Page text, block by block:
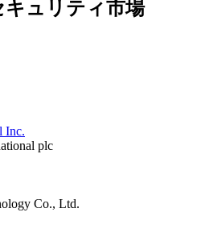
ュリティ市場
Inc.
plc
Co., Ltd.